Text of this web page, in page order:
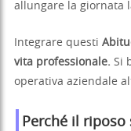
allungare la giornata
Integrare questi
vita professionale. Si
operativa aziendale
Perché il